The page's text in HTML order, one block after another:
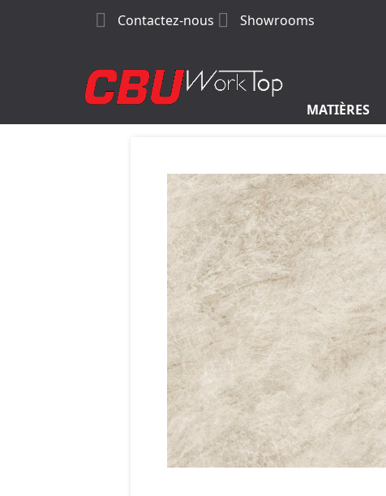
 Contactez-nous  Showrooms
MATIÈRES